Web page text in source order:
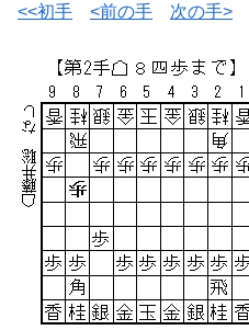
<<初手 <前の手 次の手>